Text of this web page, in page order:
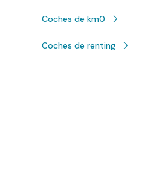
Coches de km0
Coches de renting